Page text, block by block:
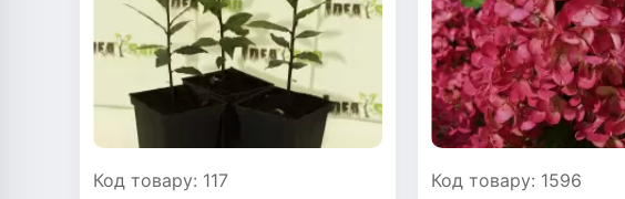
Код товару: 117
Код товару: 1596